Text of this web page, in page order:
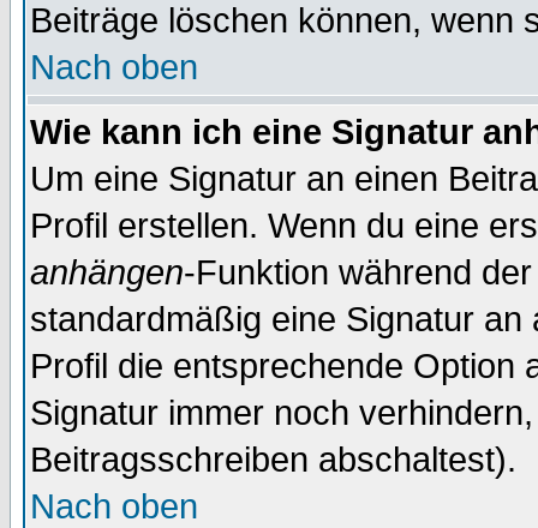
Beiträge löschen können, wenn
Nach oben
Wie kann ich eine Signatur
Um eine Signatur an einen
Profil erstellen. Wenn du eine
anhängen-Funktion während
standardmäßig eine Signatur
Profil die entsprechende Option
Signatur immer noch
Beitragsschreiben abschaltest).
Nach oben